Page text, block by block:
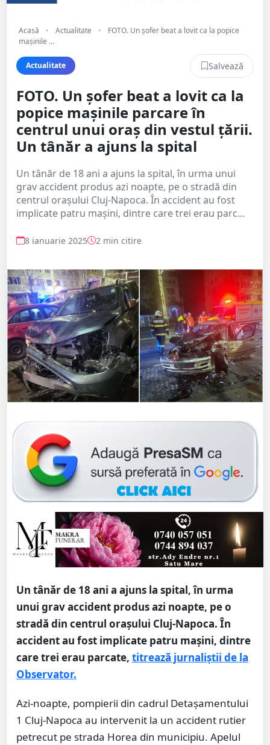
Acasă • Actualitate •
FOTO. Un şofer beat a lovit ca la popice
mașinile ...
Actualitate Salvează
FOTO. Un şofer beat a lovit ca la
popice mașinile parcare în
centrul unui oraș din vestul țării.
Un tânăr a ajuns la spital
Un tânăr de 18 ani a ajuns la spital, în urma unui
grav accident produs azi noapte, pe o stradă din
centrul orașului Cluj-Napoca. În accident au fost
implicate patru maşini, dintre care trei erau parc...
8 ianuarie 2025 2 min citire
Un tânăr de 18 ani a ajuns la spital, în urma
unui grav accident produs azi noapte, pe o
stradă din centrul orașului Cluj-Napoca. În
accident au fost implicate patru maşini, dintre
care trei erau parcate, titrează jurnaliștii de la
Observator.
Azi-noapte, pompierii din cadrul Detașamentului
1 Cluj-Napoca au intervenit la un accident rutier
petrecut pe strada Horea din municipiu. Apelul